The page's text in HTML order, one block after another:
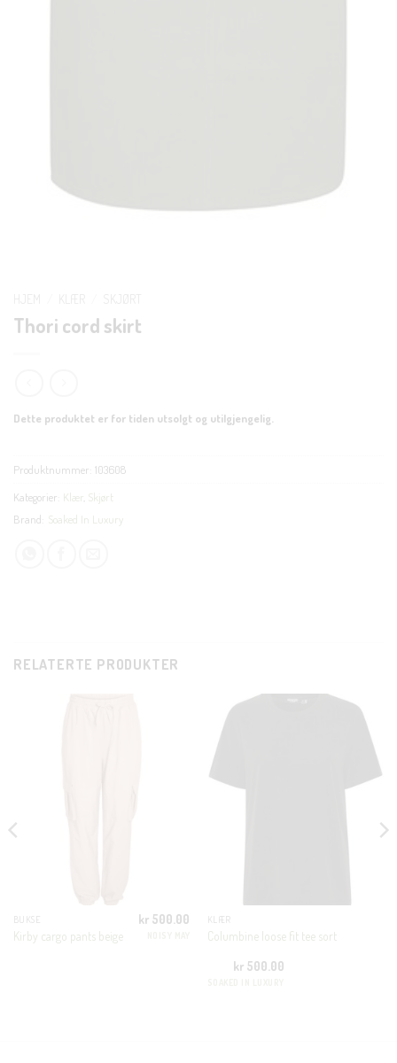
Thori cord skirt
Dette produktet er for tiden utsolgt og utilgjengelig.
Produktnummer: 103608
Kategorier: Klær Skjørt
Brand: Soaked In Luxury
RELATERTE PRODUKTER
BUKSE
Kirby cargo pants beige
kr 500.00 KLÆR
Columbine loose fit tee sort
kr500.00
THIS
Bli en del av Nora-familien i dag. Som medlem får du 10%